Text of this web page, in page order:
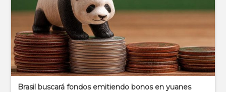
Brasil buscará fondos emitiendo bonos en yuanes